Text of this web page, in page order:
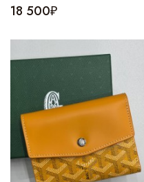
18 500₽